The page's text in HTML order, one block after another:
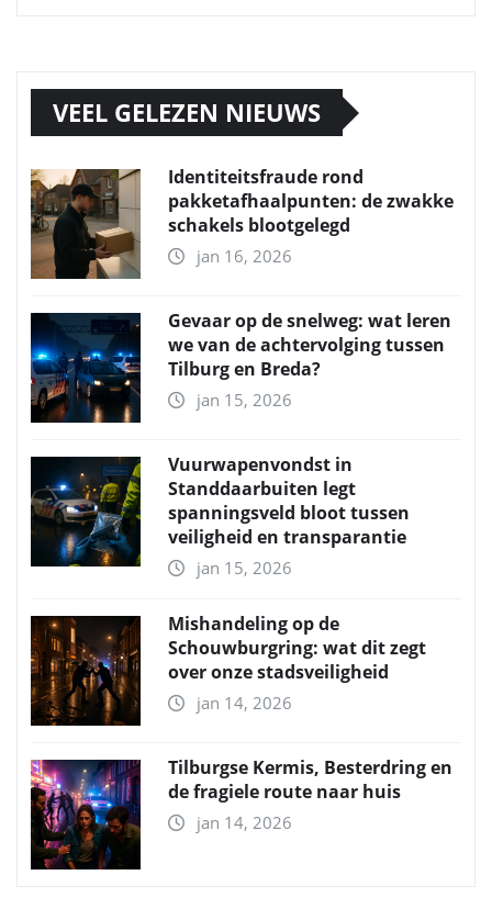
VEEL GELEZEN NIEUWS
Identiteitsfraude rond
pakketafhaalpunten: de zwakke
schakels blootgelegd
jan 16, 2026
Gevaar op de snelweg: wat leren
we van de achtervolging tussen
Tilburg en Breda?
jan 15, 2026
Vuurwapenvondst in
Standdaarbuiten legt
spanningsveld bloot tussen
veiligheid en transparantie
jan 15, 2026
Mishandeling op de
Schouwburgring: wat dit zegt
over onze stadsveiligheid
jan 14, 2026
Tilburgse Kermis, Besterdring en
de fragiele route naar huis
jan 14, 2026